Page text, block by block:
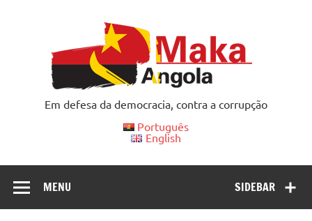
Em defesa da democracia, contra a corrupção
Português
English
SIDEBAR
MENU